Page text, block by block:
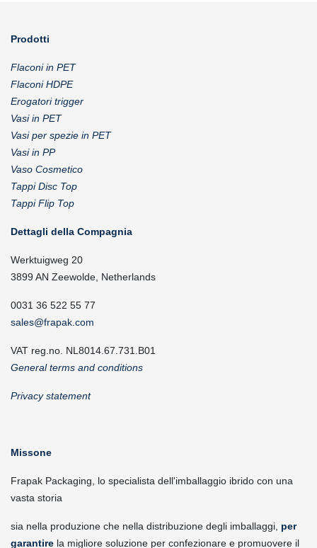
Prodotti
Flaconi in PET
Flaconi HDPE
Erogatori trigger
Vasi in PET
Vasi per spezie in PET
Vasi in PP
Vaso Cosmetico
Tappi Disc Top
Tappi Flip Top
Dettagli della Compagnia
Werktuigweg 20
3899 AN Zeewolde, Netherlands
0031 36 522 55 77
sales@frapak.com
VAT reg.no. NL8014.67.731.B01
General terms and conditions
Privacy statement
Missone
Frapak Packaging, lo specialista dell'imballaggio ibrido con una
vasta storia
sia nella produzione che nella distribuzione degli imballaggi, per
garantire la migliore soluzione per confezionare e promuovere il